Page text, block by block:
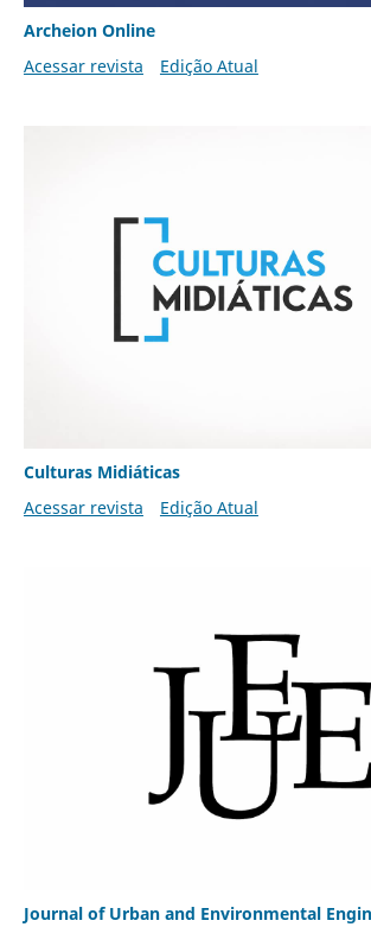
Archeion Online
Acessar revista
Edição Atual
Culturas Midiáticas
Acessar revista
Edição Atual
Journal of Urban and Environmental